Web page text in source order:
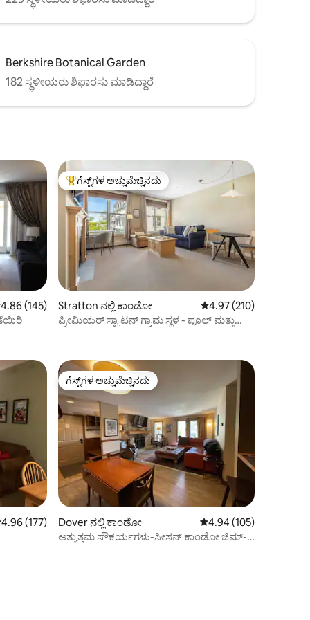
Berkshire Botanical Garden
182 ಸ್ಥಳೀಯರು ಶಿಫಾರಸು ಮಾಡಿದ್ದಾರೆ
4.86 ಸರಾಸರಿ ರೇಟಿಂಗ್, 145 ವಿಮರ್ಶೆಗಳು
4.86 (145)
ಗೆಸ್ಟ್‌ಗಳಿಗೆ ಅತಿ ಹೆಚ್ಚು ಅಚ್ಚುಮೆಚ್ಚಿನದು
ಗೆಸ್ಟ್‌ಗಳ ಅಚ್ಚುಮೆಚ್ಚಿನದು
Stratton ನಲ್ಲಿ ಕಾಂಡೋ 5 ರಲ್ಲಿ 4.97 ಸರಾಸರಿ
4.97 (210)
ಪ್ರೀಮಿಯರ್ ಸ್ಟ್ರಾಟನ್ ಗ್ರಾಮ ಸ್ಥಳ - ಪೂಲ್ ಮತ್ತು
4.96 ಸರಾಸರಿ ರೇಟಿಂಗ್, 177 ವಿಮರ್ಶೆಗಳು
4.96 (177)
ಗೆಸ್ಟ್‌ಗಳ ಅಚ್ಚುಮೆಚ್ಚಿನದು
ಗೆಸ್ಟ್‌ಗಳ ಅಚ್ಚುಮೆಚ್ಚಿನದು
Dover ನಲ್ಲಿ ಕಾಂಡೋ 5 ರಲ್ಲಿ 4.94 ಸರಾಸರಿ
4.94 (105)
ಅತ್ಯುತ್ತಮ ಸೌಕರ್ಯಗಳು-ಸೀಸನ್ ಕಾಂಡೋ ಜಿಮ್-